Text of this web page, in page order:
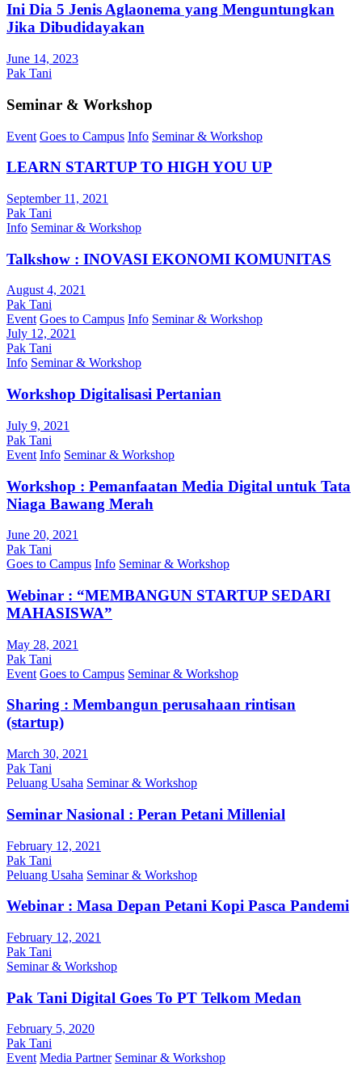
Ini Dia 5 Jenis Aglaonema yang Menguntungkan
Jika Dibudidayakan
June 14, 2023
Pak Tani
Seminar & Workshop
Event Goes to Campus Info Seminar & Workshop
LEARN STARTUP TO HIGH YOU UP
September 11, 2021
Pak Tani
Info Seminar & Workshop
Talkshow : INOVASI EKONOMI KOMUNITAS
August 4, 2021
Pak Tani
Event Goes to Campus Info Seminar & Workshop
July 12, 2021
Pak Tani
Info Seminar & Workshop
Workshop Digitalisasi Pertanian
July 9, 2021
Pak Tani
Event Info Seminar & Workshop
Workshop : Pemanfaatan Media Digital untuk Tata
Niaga Bawang Merah
June 20, 2021
Pak Tani
Goes to Campus Info Seminar & Workshop
Webinar : “MEMBANGUN STARTUP SEDARI
MAHASISWA”
May 28, 2021
Pak Tani
Event Goes to Campus Seminar & Workshop
Sharing : Membangun perusahaan rintisan
(startup)
March 30, 2021
Pak Tani
Peluang Usaha Seminar & Workshop
Seminar Nasional : Peran Petani Millenial
February 12, 2021
Pak Tani
Peluang Usaha Seminar & Workshop
Webinar : Masa Depan Petani Kopi Pasca Pandemi
February 12, 2021
Pak Tani
Seminar & Workshop
Pak Tani Digital Goes To PT Telkom Medan
February 5, 2020
Pak Tani
Event Media Partner Seminar & Workshop